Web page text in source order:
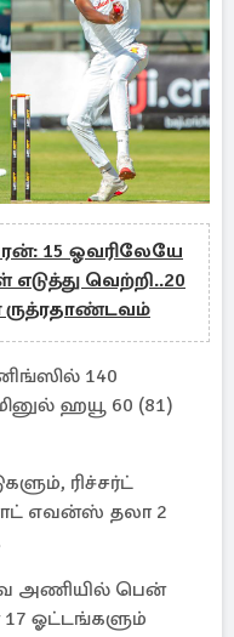
ரன்: 15 ஓவரிலேயே
வெற்றி..20
ருத்ரதாண்டவம்
140
ஹயூ 60 (81)
ரிச்சர்ட்
எவன்ஸ் தலா 2
அணியில் பென்
ஓட்டங்களும்